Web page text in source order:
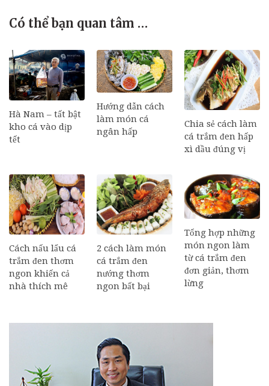
Có thể bạn quan tâm …
Hà Nam – tất bật
kho cá vào dịp
tết
Hướng dẫn cách
làm món cá
ngân hấp
Chia sẻ cách làm
cá trắm đen hấp
xì dầu đúng vị
Cách nấu lẩu cá
trắm đen thơm
ngon khiến cả
nhà thích mê
2 cách làm món
cá trắm đen
nướng thơm
ngon bất bại
Tổng hợp những
món ngon làm
từ cá trắm đen
đơn giản, thơm
lừng